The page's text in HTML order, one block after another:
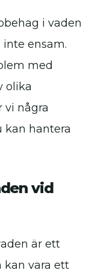
i vaden
ensam.
med
olika
vi några
kan hantera
vid
är ett
kan vara ett